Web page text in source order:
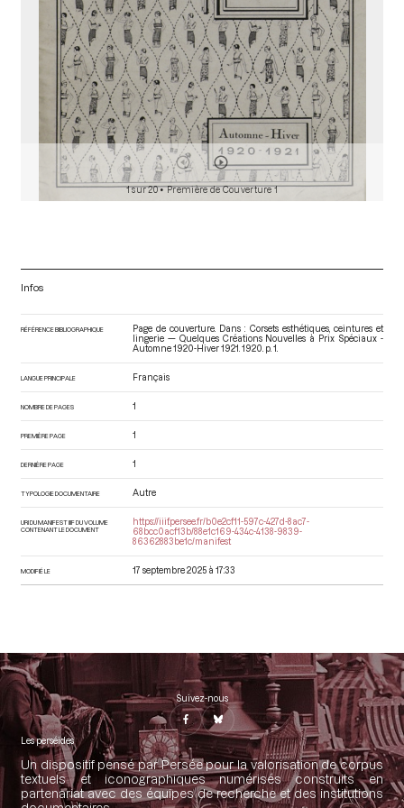
1 sur 20• Première de Couverture 1
Infos
RÉFÉRENCE BIBLIOGRAPHIQUE
Page de couverture. Dans : Corsets esthétiques, ceintures et
lingerie — Quelques Créations Nouvelles à Prix Spéciaux -
Automne 1920-Hiver 1921 . 1920. p. 1.
LANGUE PRINCIPALE Français
NOMBRE DE PAGES 1
PREMIÈRE PAGE 1
DERNIÈRE PAGE 1
TYPOLOGIE DOCUMENTAIRE Autre
URI DU MANIFEST IIIF DU VOLUME
CONTENANT LE DOCUMENT
https://iiif.persee.fr/b0e2cf11-597c-427d-8ac7-
68bcc0acf13b/88e1c169-434c-4138-9839-
86362883be1c/manifest
MODIFIÉ LE 17 septembre 2025 à 17:33
Suivez-nous
Les perséides
Un dispositif pensé par Persée pour la valorisation de corpus
textuels et iconographiques numérisés construits en
partenariat avec des équipes de recherche et des institutions